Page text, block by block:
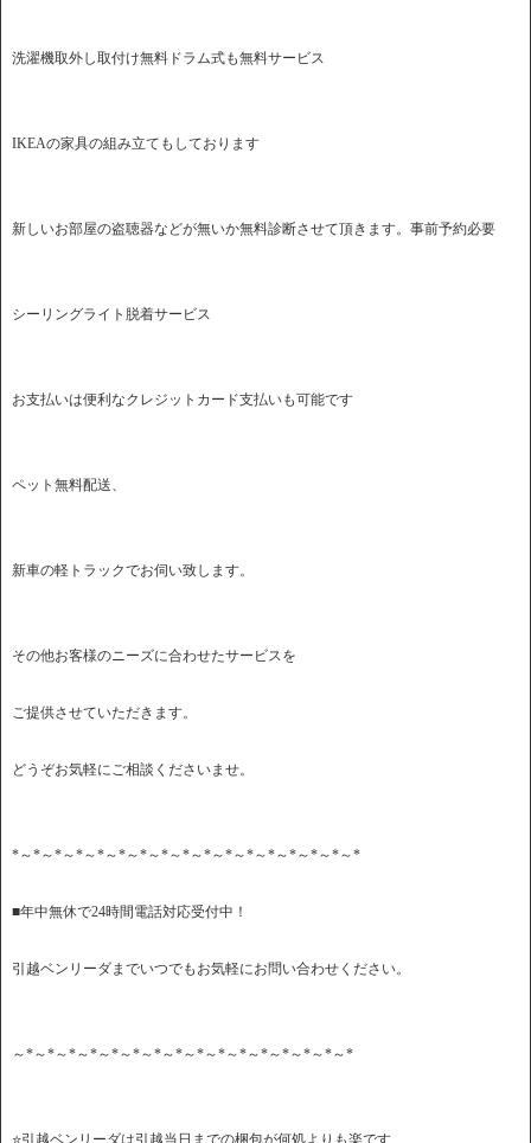
洗濯機取外し取付け無料ドラム式も無料サービス
IKEAの家具の組み立てもしております
新しいお部屋の盗聴器などが無いか無料診断させて頂きます。事前予約必要
シーリングライト脱着サービス
お支払いは便利なクレジットカード支払いも可能です
ペット無料配送、
新車の軽トラックでお伺い致します。
その他お客様のニーズに合わせたサービスを
ご提供させていただきます。
どうぞお気軽にご相談くださいませ。
*～*～*～*～*～*～*～*～*～*～*～*～*～*～*～*～*
■年中無休で24時間電話対応受付中！
引越ベンリーダまでいつでもお気軽にお問い合わせください。
～*～*～*～*～*～*～*～*～*～*～*～*～*～*～*～*
⭐️引越ベンリーダは引越当日までの梱包が何処よりも楽です